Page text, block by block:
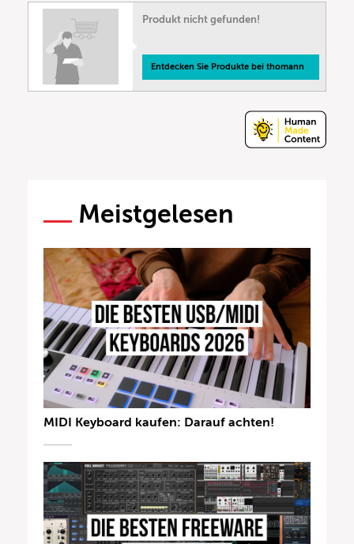
Produkt nicht gefunden!
Entdecken Sie Produkte bei thomann
Meistgelesen
MIDI Keyboard kaufen: Darauf achten!